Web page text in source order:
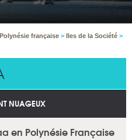
Polynésie française > Iles de la Société >
NUAGEUX
en Polynésie Française